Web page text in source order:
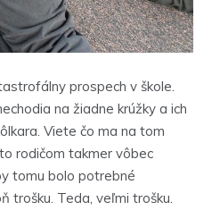
prospech v škole.
na žiadne krúžky a ich
Viete čo ma na tom
rodičom takmer vôbec
tomu bolo potrebné
trošku. Teda, veľmi trošku.